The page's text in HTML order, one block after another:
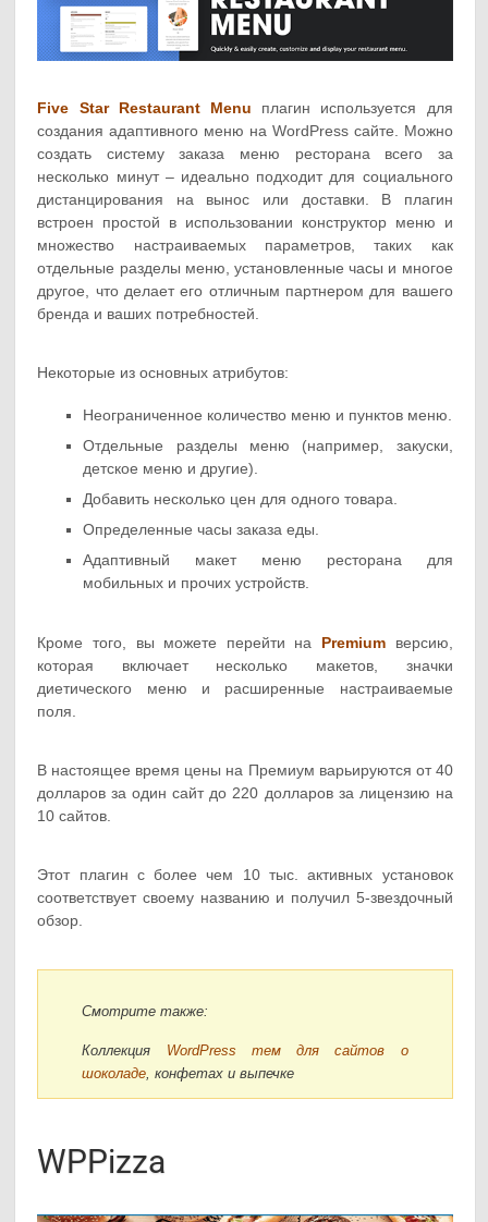
Five Star Restaurant Menu плагин используется для
создания адаптивного меню на WordPress сайте. Можно
создать систему заказа меню ресторана всего за
несколько минут – идеально подходит для социального
дистанцирования на вынос или доставки. В плагин
встроен простой в использовании конструктор меню и
множество настраиваемых параметров, таких как
отдельные разделы меню, установленные часы и многое
другое, что делает его отличным партнером для вашего
бренда и ваших потребностей.
Некоторые из основных атрибутов:
Неограниченное количество меню и пунктов меню.
Отдельные разделы меню (например, закуски,
детское меню и другие).
Добавить несколько цен для одного товара.
Определенные часы заказа еды.
Адаптивный макет меню ресторана для
мобильных и прочих устройств.
Кроме того, вы можете перейти на Premiumверсию,
которая включает несколько макетов, значки
диетического меню и расширенные настраиваемые
поля.
В настоящее время цены на Премиум варьируются от 40
долларов за один сайт до 220 долларов за лицензию на
10 сайтов.
Этот плагин с более чем 10 тыс. активных установок
соответствует своему названию и получил 5-звездочный
обзор.
Смотрите также:
Коллекция WordPress тем для сайтов о
шоколаде, конфетах и выпечке
WPPizza